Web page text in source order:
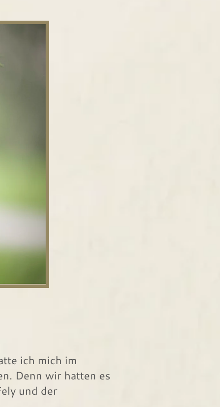
ich mich im
Denn wir hatten es
und der